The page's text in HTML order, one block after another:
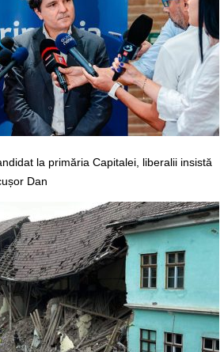
la primăria Capitalei, liberalii insistă
Dan